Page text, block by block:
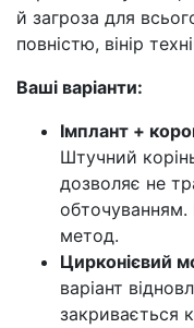
й загроза для
повністю, вінір
Ваші варіанти:
Імплант +
Штучний
дозволяє не
обточуванням.
метод.
Цирконієвий
варіант
закривається